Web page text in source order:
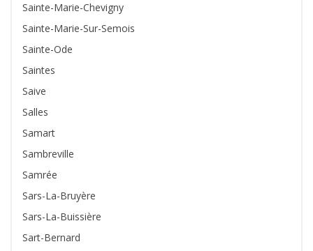
Sainte-Marie-Chevigny
Sainte-Marie-Sur-Semois
Sainte-Ode
Saintes
Saive
Salles
Samart
Sambreville
Samrée
Sars-La-Bruyère
Sars-La-Buissière
Sart-Bernard